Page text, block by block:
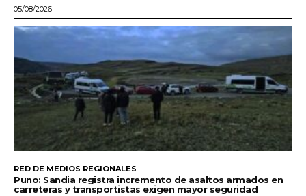
05/08/2026
RED DE MEDIOS REGIONALES
Puno: Sandia registra incremento de asaltos armados en
carreteras y transportistas exigen mayor seguridad